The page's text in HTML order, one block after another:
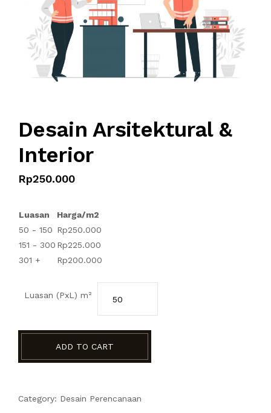
BOOKING FORM
Desain Arsitektural &
Interior
Rp250.000
Luasan
Harga/m2
50 - 150 Rp250.000
151 - 300 Rp225.000
301 +
Rp200.000
Luasan (PxL) m²
ADD TO CART
Category: Desain Perencanaan